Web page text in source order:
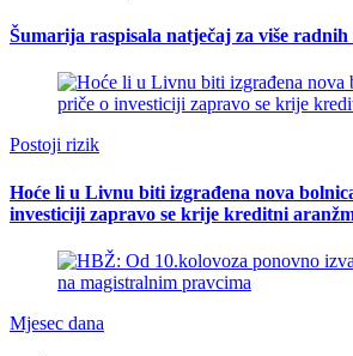
Šumarija raspisala natječaj za više radnih
Postoji rizik
Hoće li u Livnu biti izgrađena nova
investiciji zapravo se krije kreditni
Mjesec dana